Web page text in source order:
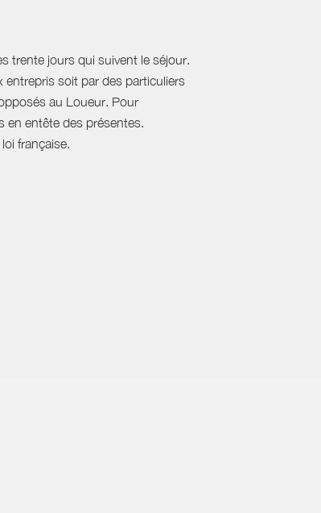
trente jours qui suivent le séjour.
entrepris soit par des particuliers
au Loueur. Pour
en entête des présentes.
française.